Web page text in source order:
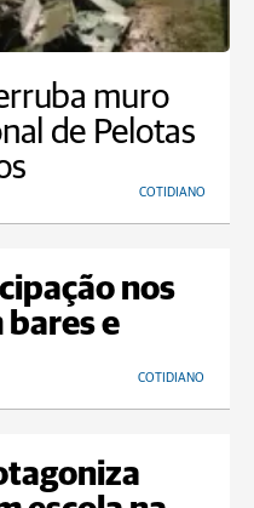
muro
de Pelotas
COTIDIANO
nos
bares e
COTIDIANO